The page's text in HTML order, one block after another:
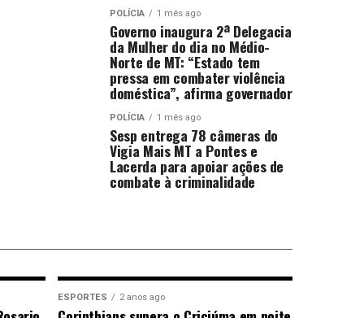
POLÍCIA 1 mês ago
Governo inaugura 2ª Delegacia
da Mulher do dia no Médio-
Norte de MT: “Estado tem
pressa em combater violência
doméstica”, afirma governador
POLÍCIA 1 mês ago
Sesp entrega 78 câmeras do
Vigia Mais MT a Pontes e
Lacerda para apoiar ações de
combate à criminalidade
ESPORTES 2 anos ago